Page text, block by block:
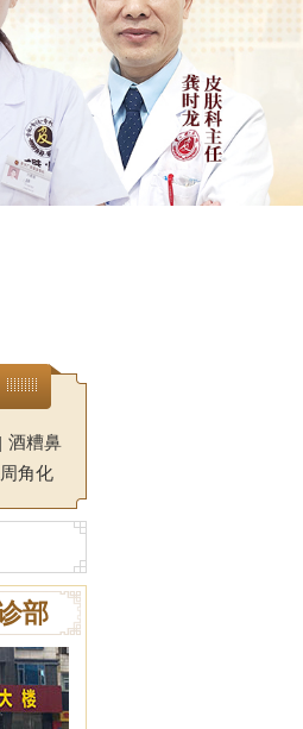
| 酒糟鼻
角化
部